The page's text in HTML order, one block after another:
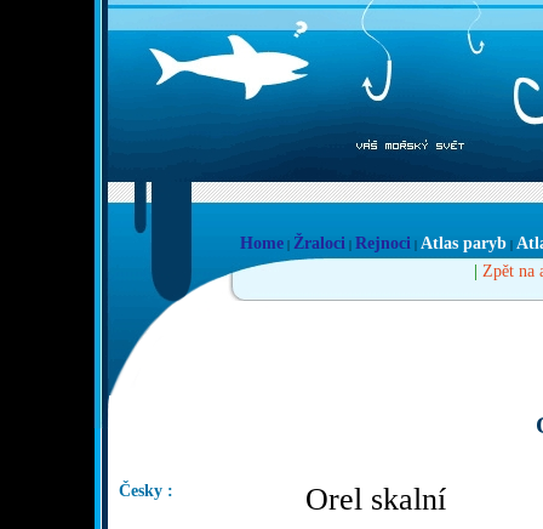
Home | Žraloci | Rejnoci | Atlas paryb |
| Zpět na
Česky : Orel skalní